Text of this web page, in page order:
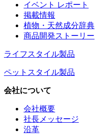
イベント レポート
掲載情報
植物・天然成分辞典
商品開発ストーリー
ライフスタイル製品
ペットスタイル製品
会社について
会社概要
社長メッセージ
沿革